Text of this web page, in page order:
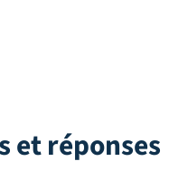
et réponses